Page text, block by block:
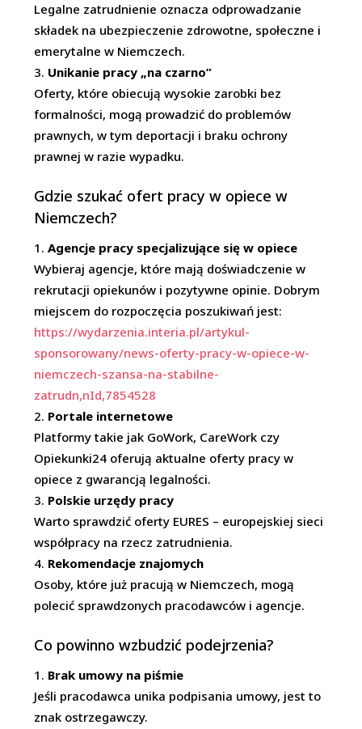
Legalne zatrudnienie oznacza odprowadzanie
składek na ubezpieczenie zdrowotne, społeczne i
emerytalne w Niemczech.
Unikanie pracy „na czarno”
Oferty, które obiecują wysokie zarobki bez
formalności, mogą prowadzić do problemów
prawnych, w tym deportacji i braku ochrony
prawnej w razie wypadku.
Gdzie szukać ofert pracy w opiece w
Niemczech?
Agencje pracy specjalizujące się w opiece
Wybieraj agencje, które mają doświadczenie w
rekrutacji opiekunów i pozytywne opinie. Dobrym
miejscem do rozpoczęcia poszukiwań jest:
https://wydarzenia.interia.pl/artykul-
sponsorowany/news-oferty-pracy-w-opiece-w-
niemczech-szansa-na-stabilne-
zatrudn,nId,7854528
Portale internetowe
Platformy takie jak GoWork, CareWork czy
Opiekunki24 oferują aktualne oferty pracy w
opiece z gwarancją legalności.
Polskie urzędy pracy
Warto sprawdzić oferty EURES – europejskiej sieci
współpracy na rzecz zatrudnienia.
Rekomendacje znajomych
Osoby, które już pracują w Niemczech, mogą
polecić sprawdzonych pracodawców i agencje.
Co powinno wzbudzić podejrzenia?
Brak umowy na piśmie
Jeśli pracodawca unika podpisania umowy, jest to
znak ostrzegawczy.